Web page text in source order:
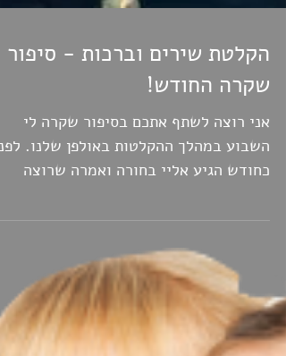
הקלטת שירים וברכות - סיפור
שקרה החודש!
אני רוצה לשתף אתכם בסיפור שקרה לי